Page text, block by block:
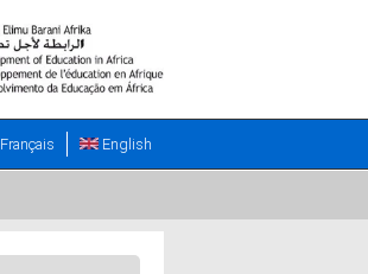
English
Français